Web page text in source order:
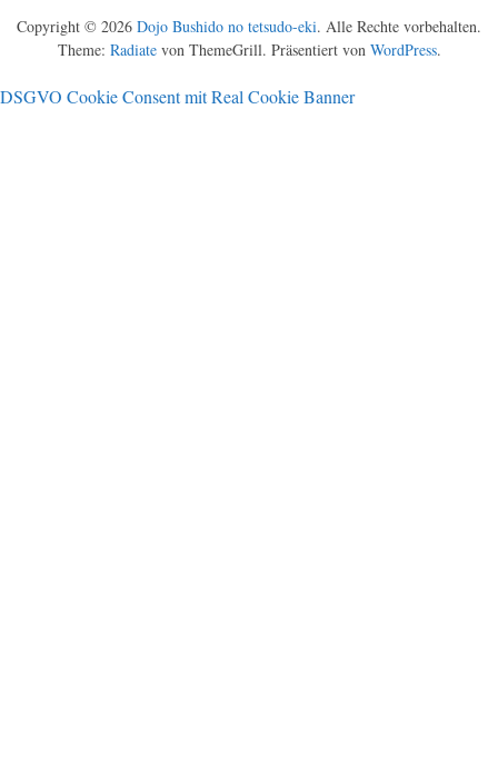
Copyright © 2026 Dojo Bushido no tetsudo-eki. Alle Rechte vorbehalten.
Theme: Radiatevon ThemeGrill. Präsentiert von WordPress.
DSGVO Cookie Consent mit Real Cookie Banner